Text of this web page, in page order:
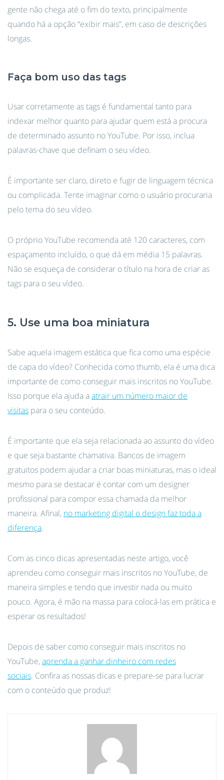
gente não chega até o fim do texto, principalmente
quando há a opção “exibir mais”, em caso de descrições
longas.
Faça bom uso das tags
Usar corretamente as tags é fundamental tanto para
indexar melhor quanto para ajudar quem está a procura
de determinado assunto no YouTube. Por isso, inclua
palavras-chave que definam o seu vídeo.
É importante ser claro, direto e fugir de linguagem técnica
ou complicada. Tente imaginar como o usuário procuraria
pelo tema do seu vídeo.
O próprio YouTube recomenda até 120 caracteres, com
espaçamento incluído, o que dá em média 15 palavras.
Não se esqueça de considerar o título na hora de criar as
tags para o seu vídeo.
5. Use uma boa miniatura
Sabe aquela imagem estática que fica como uma espécie
de capa do vídeo? Conhecida como thumb, ela é uma dica
importante de como conseguir mais inscritos no YouTube.
Isso porque ela ajuda a atrair um número maior de
visitas para o seu conteúdo.
É importante que ela seja relacionada ao assunto do vídeo
e que seja bastante chamativa. Bancos de imagem
gratuitos podem ajudar a criar boas miniaturas, mas o ideal
mesmo para se destacar é contar com um designer
profissional para compor essa chamada da melhor
maneira. Afinal, no marketing digital o design faz toda a
diferença.
Com as cinco dicas apresentadas neste artigo, você
aprendeu como conseguir mais inscritos no YouTube, de
maneira simples e tendo que investir nada ou muito
pouco. Agora, é mão na massa para colocá-las em prática e
esperar os resultados!
Depois de saber como conseguir mais inscritos no
YouTube,aprenda a ganhar dinheiro com redes
sociais. Confira as nossas dicas e prepare-se para lucrar
com o conteúdo que produz!